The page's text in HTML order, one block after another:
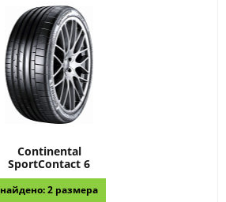
Continental
SportContact 6
найдено: 2 размера